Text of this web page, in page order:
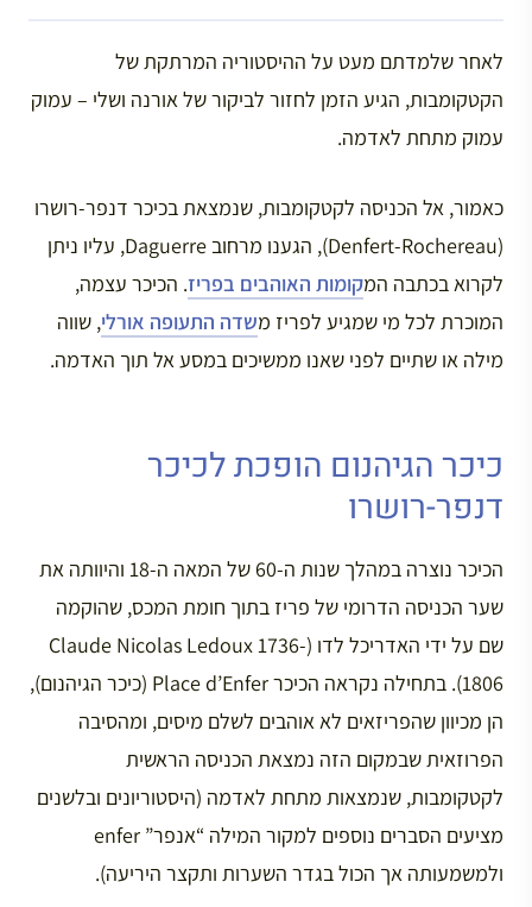
לאחר שלמדתם מעט על ההיסטוריה המרתקת של
הקטקומבות, הגיע הזמן לחזור לביקור של אורנה ושלי – עמוק
עמוק מתחת לאדמה.
כאמור, אל הכניסה לקטקומבות, שנמצאת בכיכר דנפר-רושרו
(Denfert-Rochereau), הגענו מרחוב Daguerre, עליו ניתן
לקרוא בכתבה המקומות האוהבים בפריז. הכיכר עצמה,
המוכרת לכל מי שמגיע לפריז משדה התעופה אורלי, שווה
מילה או שתיים לפני שאנו ממשיכים במסע אל תוך האדמה.
כיכר הגיהנום הופכת לכיכר
דנפר-רושרו
הכיכר נוצרה במהלך שנות ה-60 של המאה ה-18 והיוותה את
שער הכניסה הדרומי של פריז בתוך חומת המכס, שהוקמה
שם על ידי האדריכל לדו (Claude Nicolas Ledoux 1736-
1806). בתחילה נקראה הכיכר Place d’Enfer (כיכר הגיהנום),
הן מכיוון שהפריזאים לא אוהבים לשלם מיסים, ומהסיבה
הפרוזאית שבמקום הזה נמצאת הכניסה הראשית
לקטקומבות, שנמצאות מתחת לאדמה (היסטוריונים ובלשנים
מציעים הסברים נוספים למקור המילה “אנפר” enfer
ולמשמעותה אך הכול בגדר השערות ותקצר היריעה).